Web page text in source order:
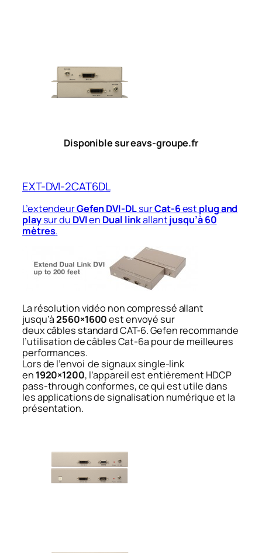
Disponible sur eavs-groupe.fr
EXT-DVI-2CAT6DL
L’extendeurGefen DVI-DLsurCat-6est plug and
playsur du DVIen Dual linkallantjusqu’à 60
mètres.
La résolution vidéo non compressé allant
jusqu’à2560×1600est envoyé sur
deux câbles standard CAT-6. Gefen recommande
l’utilisation de câbles Cat-6a pour de meilleures
performances.
Lors de l’envoi de signaux single-link
en 1920×1200, l’appareil est entièrement HDCP
pass-through conformes, ce qui est utile dans
les applications de signalisation numérique et la
présentation.